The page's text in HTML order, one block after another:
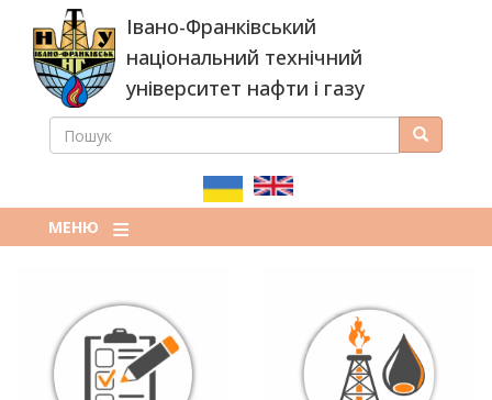
основного
вмісту
Івано-Франківський
національний технічний
університет нафти і газу
ПОШУКОВА
ПОШУК Пошук
МЕНЮ